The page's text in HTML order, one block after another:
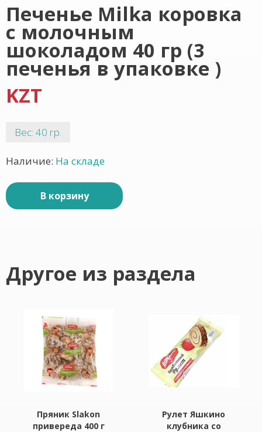
Печенье Milka коровка
с молочным
шоколадом 40 гр (3
печенья в упаковке )
KZT
Вес: 40 гр.
Наличие: На складе
В корзину
Другое из раздела
Пряник Slakon
привереда 400 г
Рулет Яшкино
клубника со